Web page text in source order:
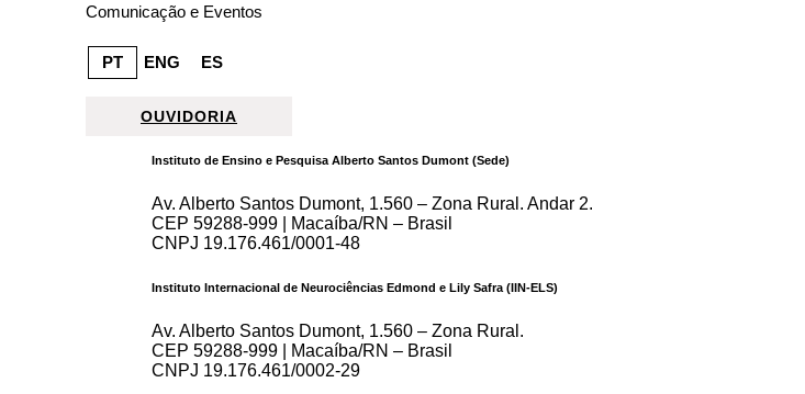
Comunicação e Eventos
PT ENG ES
OUVIDORIA
Instituto de Ensino e Pesquisa Alberto Santos Dumont (Sede)
Av. Alberto Santos Dumont, 1.560 – Zona Rural. Andar 2.
CEP 59288-999 | Macaíba/RN – Brasil
CNPJ 19.176.461/0001-48
Instituto Internacional de Neurociências Edmond e Lily Safra (IIN-ELS)
Av. Alberto Santos Dumont, 1.560 – Zona Rural.
CEP 59288-999 | Macaíba/RN – Brasil
CNPJ 19.176.461/0002-29